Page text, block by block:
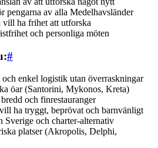
pengarna av alla Medelhavsländer
vill ha frihet att utforska
och personliga möten
#
enkel logistik utan överraskningar
öar (Santorini, Mykonos, Kreta)
och finrestauranger
ha tryggt, beprövat och barnvänligt
och charter-alternativ
platser (Akropolis, Delphi,